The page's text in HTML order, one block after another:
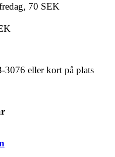
70 SEK
3076 eller kort på plats